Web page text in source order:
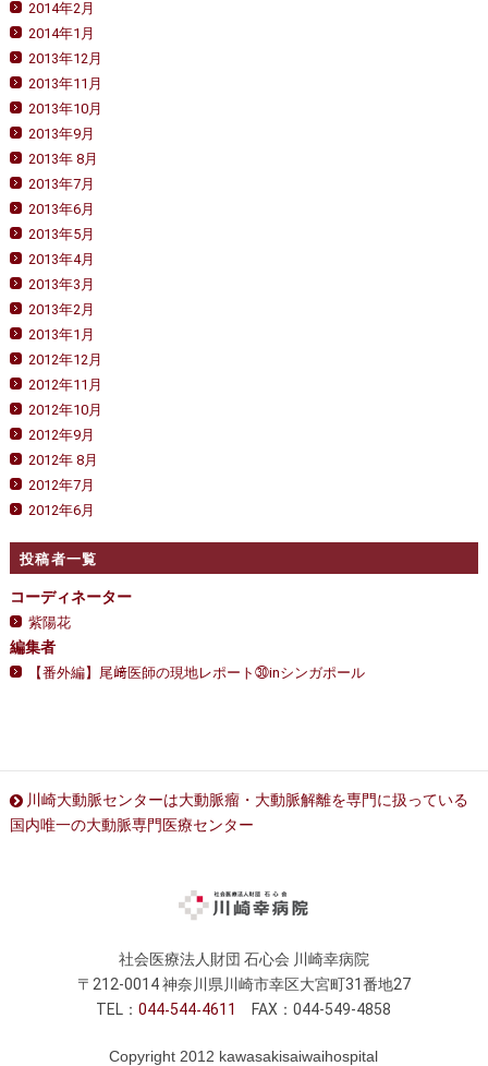
2014年2月
2014年1月
2013年12月
2013年11月
2013年10月
2013年9月
2013年 8月
2013年7月
2013年6月
2013年5月
2013年4月
2013年3月
2013年2月
2013年1月
2012年12月
2012年11月
2012年10月
2012年9月
2012年 8月
2012年7月
2012年6月
投稿者一覧
コーディネーター
紫陽花
編集者
【番外編】尾﨑医師の現地レポート㉚inシンガポール
川崎大動脈センターは大動脈瘤・大動脈解離を専門に扱っている
国内唯一の大動脈専門医療センター
社会医療法人財団 石心会 川崎幸病院
〒212-0014 神奈川県川崎市幸区大宮町31番地27
TEL：044 544 4611 FAX：044-549-4858
Copyright 2012 kawasakisaiwaihospital